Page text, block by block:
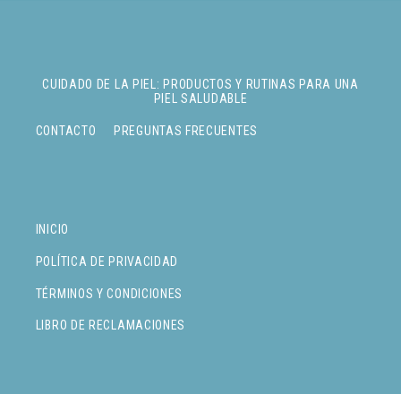
INICIO
POLÍTICA DE PRIVACIDAD
TÉRMINOS Y CONDICIONES
LIBRO DE RECLAMACIONES
CUIDADO DE LA PIEL: PRODUCTOS Y RUTINAS PARA UNA
PIEL SALUDABLE
CONTACTO PREGUNTAS FRECUENTES